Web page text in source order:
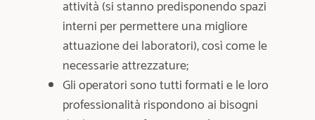
attività (si stanno predisponendo spazi
interni per permettere una migliore
attuazione dei laboratori), così come le
necessarie attrezzature;
Gli operatori sono tutti formati e le loro
professionalità rispondono ai bisogni